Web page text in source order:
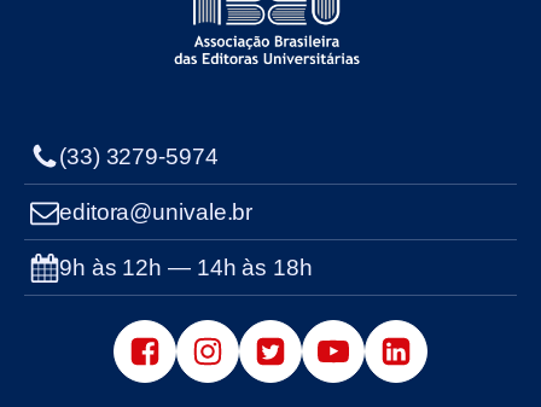
(33) 3279-5974
editora@univale.br
9h às 12h — 14h às 18h